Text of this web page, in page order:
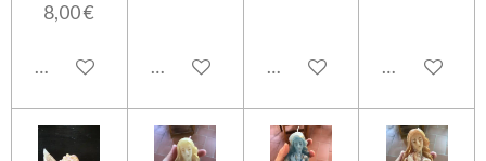
8,00 €
Aggiungi al carrelloAggiungi al carrelloAggiungi al carrelloAggiungi al